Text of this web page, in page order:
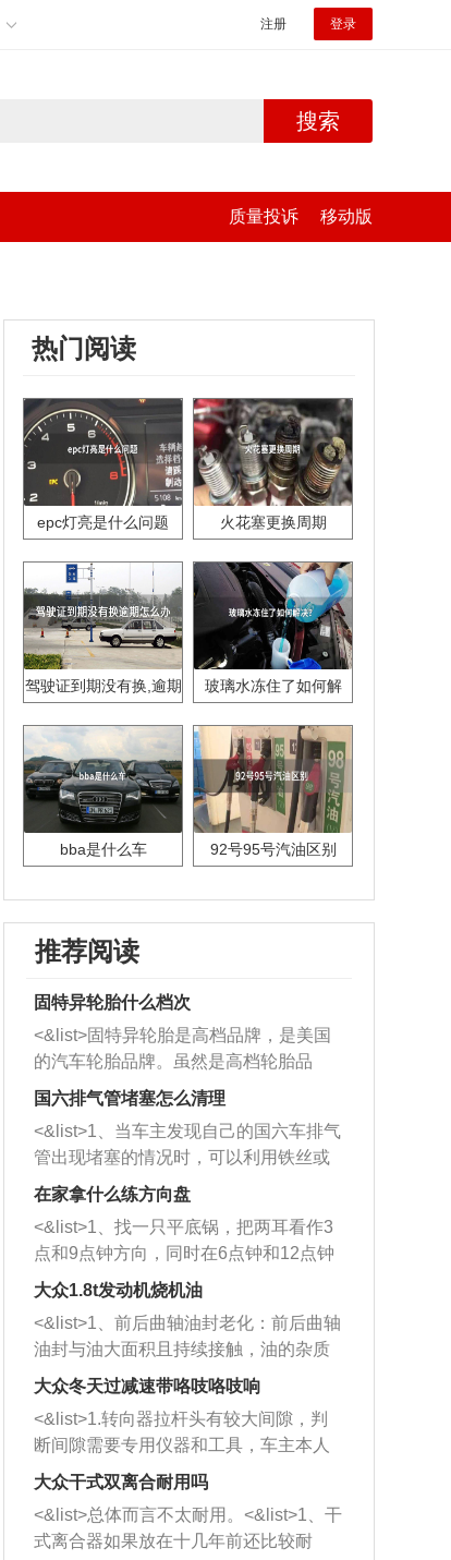
注册 登录
搜索
质量投诉 移动版
热门阅读
epc灯亮是什么问题 火花塞更换周期
驾驶证到期没有换,逾期
玻璃水冻住了如何解
bba是什么车 92号95号汽油区别
推荐阅读
固特异轮胎什么档次
<&list>固特异轮胎是高档品牌，是美国
的汽车轮胎品牌。虽然是高档轮胎品
牌，但是中高低端的轮胎都有生产，这
也是为了更好的开拓市场。
国六排气管堵塞怎么清理
<&list>1、当车主发现自己的国六车排气
管出现堵塞的情况时，可以利用铁丝或
者是细棍，直接将杂物给取出来，如果
堵塞情况比较严重，也可以采取应急措
施。 <&list>2、直接利用木棍将所有的
杂物推到排气管里面的位置处，然后将
三元催化器拆解开，就可以将堵塞的东
西取出来。但如果是因为积碳过多引起
的堵塞，就需要将三元催化器泡在草酸
洗剂对堵塞的情况得到解决，将清洗剂
放在燃油箱中，与燃油混合后，车辆启
动时，就可以和汽油一起进入到燃烧
室，最后形成废气排出，就可以让三元
催化器得到清洗，排气管堵塞的情况就
能够得到解决。
在家拿什么练方向盘
<&list>1、找一只平底锅，把两耳看作3
点和9点钟方向，同时在6点钟和12点钟
方向做一个标记。 <&list>2、双手握住
一圈半的练习，往右同样也要打相同的
圈数。 <&list>3、最后强调要反复练
习，这样就可以形成肌肉记忆，在真实
驾驶车辆时，不需要记忆也能打好方
向。
大众1.8t发动机烧机油
<&list>1、前后曲轴油封老化：前后曲轴
油封与油大面积且持续接触，油的杂质
和发动机内持续温度变化使其密封效果
逐渐减弱，导致渗油或漏油。<&list>2、
活塞间隙过大：积碳会使活塞环与缸体
的间隙扩大，导致机油流入燃烧室中，
造成烧机油。<&list>3、机油粘度。使用
机油粘度过小的话，同样会有烧机油现
象，机油粘度过小具有很好的流动性，
大众冬天过减速带咯吱咯吱响
<&list>1.转向器拉杆头有较大间隙，判
断间隙需要专用仪器和工具，车主本人
无法制作，需要将车辆送到修理厂或4s
店；<&list>2.车辆半轴套管防尘罩破
裂，破裂后会出现漏油现象，使半轴磨
损严重，磨损的半轴容易损坏，产生异
大众干式双离合耐用吗
<&list>总体而言不太耐用。<&list>1、干
式离合器如果放在十几年前还比较耐